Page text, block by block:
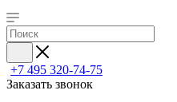
+7 495 320-74-75
Заказать звонок